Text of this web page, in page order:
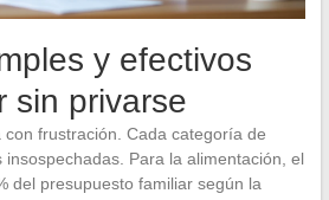
y efectivos
sin privarse
frustración. Cada categoría de
Para la alimentación, el
del presupuesto familiar según la